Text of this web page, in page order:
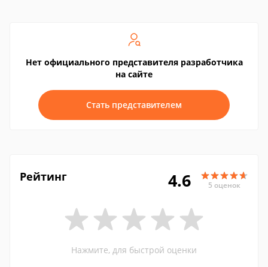
Нет официального представителя разработчика
на сайте
Стать представителем
Рейтинг 4.6 5 оценок
Нажмите, для быстрой оценки